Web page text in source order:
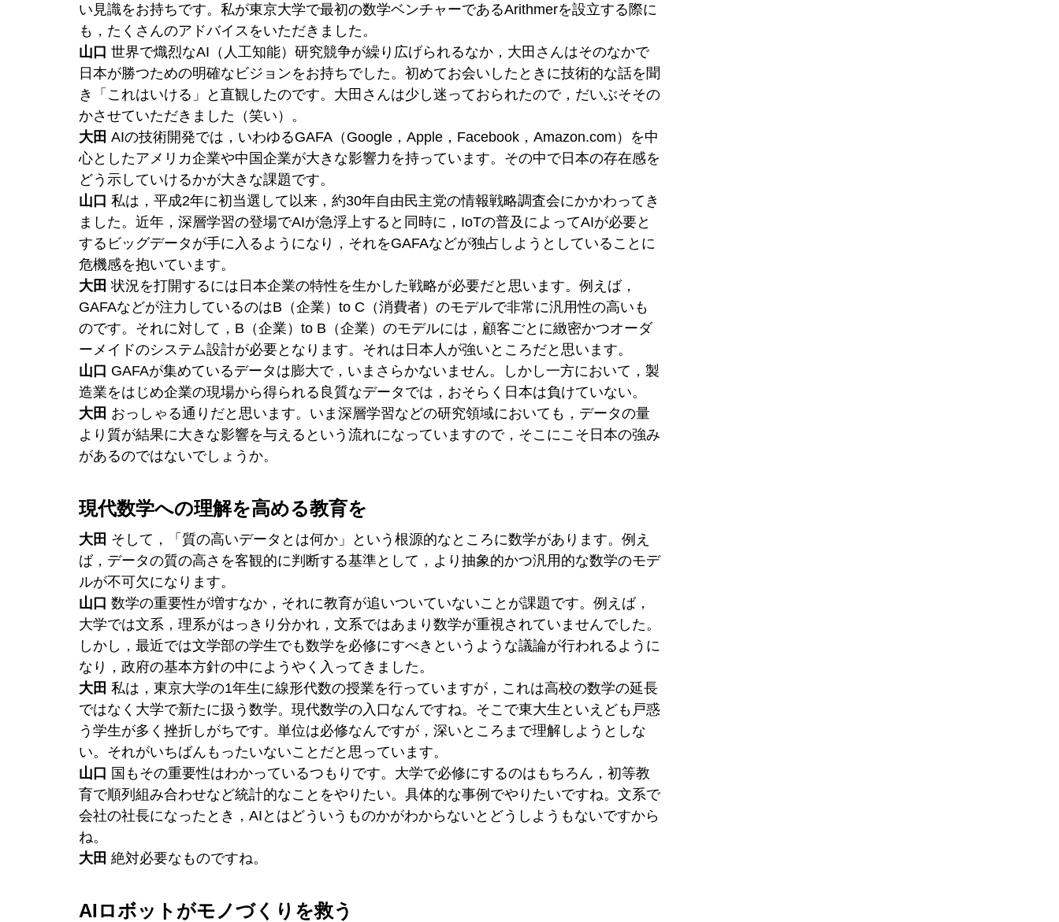
い見識をお持ちです。私が東京大学で最初の数学ベンチャーであるArithmerを設立する際に
も，たくさんのアドバイスをいただきました。
山口 世界で熾烈なAI（人工知能）研究競争が繰り広げられるなか，大田さんはそのなかで
日本が勝つための明確なビジョンをお持ちでした。初めてお会いしたときに技術的な話を聞
き「これはいける」と直観したのです。大田さんは少し迷っておられたので，だいぶそその
かさせていただきました（笑い）。
大田 AIの技術開発では，いわゆるGAFA（Google，Apple，Facebook，Amazon.com）を中
心としたアメリカ企業や中国企業が大きな影響力を持っています。その中で日本の存在感を
どう示していけるかが大きな課題です。
山口 私は，平成2年に初当選して以来，約30年自由民主党の情報戦略調査会にかかわってき
ました。近年，深層学習の登場でAIが急浮上すると同時に，IoTの普及によってAIが必要と
するビッグデータが手に入るようになり，それをGAFAなどが独占しようとしていることに
危機感を抱いています。
大田 状況を打開するには日本企業の特性を生かした戦略が必要だと思います。例えば，
GAFAなどが注力しているのはB（企業）to C（消費者）のモデルで非常に汎用性の高いも
のです。それに対して，B（企業）to B（企業）のモデルには，顧客ごとに緻密かつオーダ
ーメイドのシステム設計が必要となります。それは日本人が強いところだと思います。
山口 GAFAが集めているデータは膨大で，いまさらかないません。しかし一方において，製
造業をはじめ企業の現場から得られる良質なデータでは，おそらく日本は負けていない。
大田 おっしゃる通りだと思います。いま深層学習などの研究領域においても，データの量
より質が結果に大きな影響を与えるという流れになっていますので，そこにこそ日本の強み
があるのではないでしょうか。
現代数学への理解を高める教育を
大田 そして，「質の高いデータとは何か」という根源的なところに数学があります。例え
ば，データの質の高さを客観的に判断する基準として，より抽象的かつ汎用的な数学のモデ
ルが不可欠になります。
山口 数学の重要性が増すなか，それに教育が追いついていないことが課題です。例えば，
大学では文系，理系がはっきり分かれ，文系ではあまり数学が重視されていませんでした。
しかし，最近では文学部の学生でも数学を必修にすべきというような議論が行われるように
なり，政府の基本方針の中にようやく入ってきました。
大田 私は，東京大学の1年生に線形代数の授業を行っていますが，これは高校の数学の延長
ではなく大学で新たに扱う数学。現代数学の入口なんですね。そこで東大生といえども戸惑
う学生が多く挫折しがちです。単位は必修なんですが，深いところまで理解しようとしな
い。それがいちばんもったいないことだと思っています。
山口 国もその重要性はわかっているつもりです。大学で必修にするのはもちろん，初等教
育で順列組み合わせなど統計的なことをやりたい。具体的な事例でやりたいですね。文系で
会社の社長になったとき，AIとはどういうものかがわからないとどうしようもないですから
ね。
大田 絶対必要なものですね。
AIロボットがモノづくりを救う